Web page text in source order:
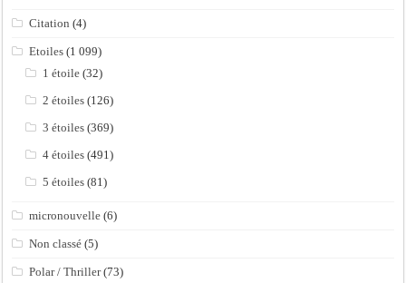
Citation (4)
Etoiles (1 099)
1 étoile (32)
2 étoiles (126)
3 étoiles (369)
4 étoiles (491)
5 étoiles (81)
micronouvelle (6)
Non classé (5)
Polar / Thriller(73)